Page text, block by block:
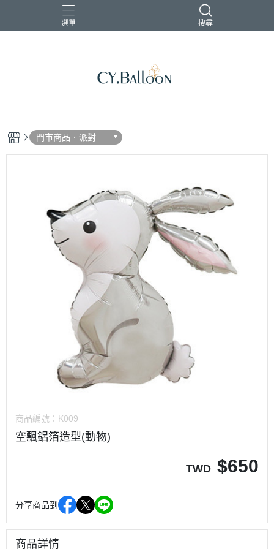
選單 搜尋
門市商品．派對道
具
商品編號： K009
空飄鋁箔造型(動物)
TWD $650
分享商品到
商品詳情